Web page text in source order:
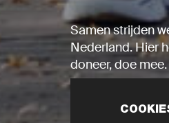
Samen strijden
Nederland. Hier
doneer, doe